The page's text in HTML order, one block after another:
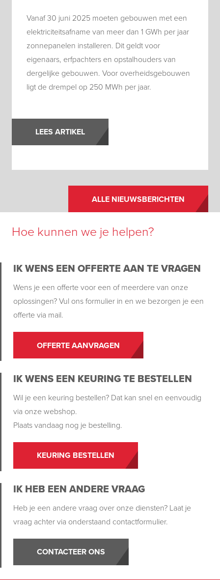
Vanaf 30 juni 2025 moeten gebouwen met een
elektriciteitsafname van meer dan 1 GWh per jaar
zonnepanelen installeren. Dit geldt voor
eigenaars, erfpachters en opstalhouders van
dergelijke gebouwen. Voor overheidsgebouwen
ligt de drempel op 250 MWh per jaar.
LEES ARTIKEL
ALLE NIEUWSBERICHTEN
Hoe kunnen we je helpen?
IK WENS EEN OFFERTE AAN TE VRAGEN
Wens je een offerte voor een of meerdere van onze
oplossingen? Vul ons formulier in en we bezorgen je een
offerte via mail.
OFFERTE AANVRAGEN
IK WENS EEN KEURING TE BESTELLEN
Wil je een keuring bestellen? Dat kan snel en eenvoudig
via onze webshop.
Plaats vandaag nog je bestelling.
KEURING BESTELLEN
IK HEB EEN ANDERE VRAAG
Heb je een andere vraag over onze diensten? Laat je
vraag achter via onderstaand contactformulier.
CONTACTEER ONS